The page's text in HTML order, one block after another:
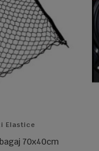
Elastice
70x40cm